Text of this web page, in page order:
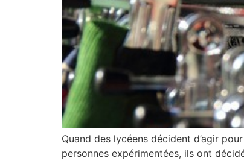
Quand des lycéens décident d’agir
personnes expérimentées, ils ont